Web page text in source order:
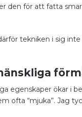
den för att fatta
tekniken i sig
egenskaper ökar i
ofta “mjuka”. Jag